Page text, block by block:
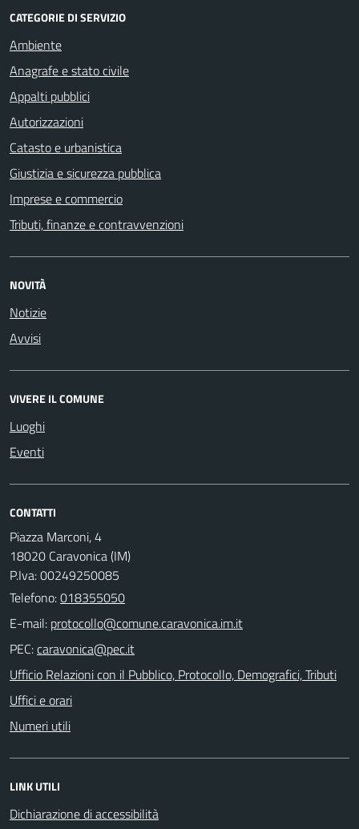
CATEGORIE DI SERVIZIO
Ambiente
Anagrafe e stato civile
Appalti pubblici
Autorizzazioni
Catasto e urbanistica
Giustizia e sicurezza pubblica
Imprese e commercio
Tributi, finanze e contravvenzioni
NOVITÀ
Notizie
Avvisi
VIVERE IL COMUNE
Luoghi
Eventi
CONTATTI
Piazza Marconi, 4
18020 Caravonica (IM)
P.Iva: 00249250085
Telefono:018355050
E-mail:
PEC:
Ufficio Relazioni con il Pubblico, Protocollo, Demografici, Tributi
Uffici e orari
Numeri utili
LINK UTILI
Dichiarazione di accessibilità